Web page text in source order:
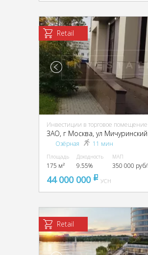
Retail
Инвестиции в торговое помещение
Озёрная 11 мин
Площадь
175 м²
Доходность
9.55%
МАП
350 000
44 000 000 pуб
УСН
Retail